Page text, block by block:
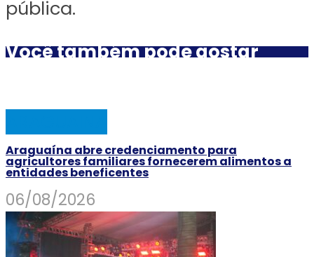
pública.
Você também pode gostar
Araguaína abre credenciamento para
agricultores familiares fornecerem alimentos a
entidades beneficentes
06/08/2026